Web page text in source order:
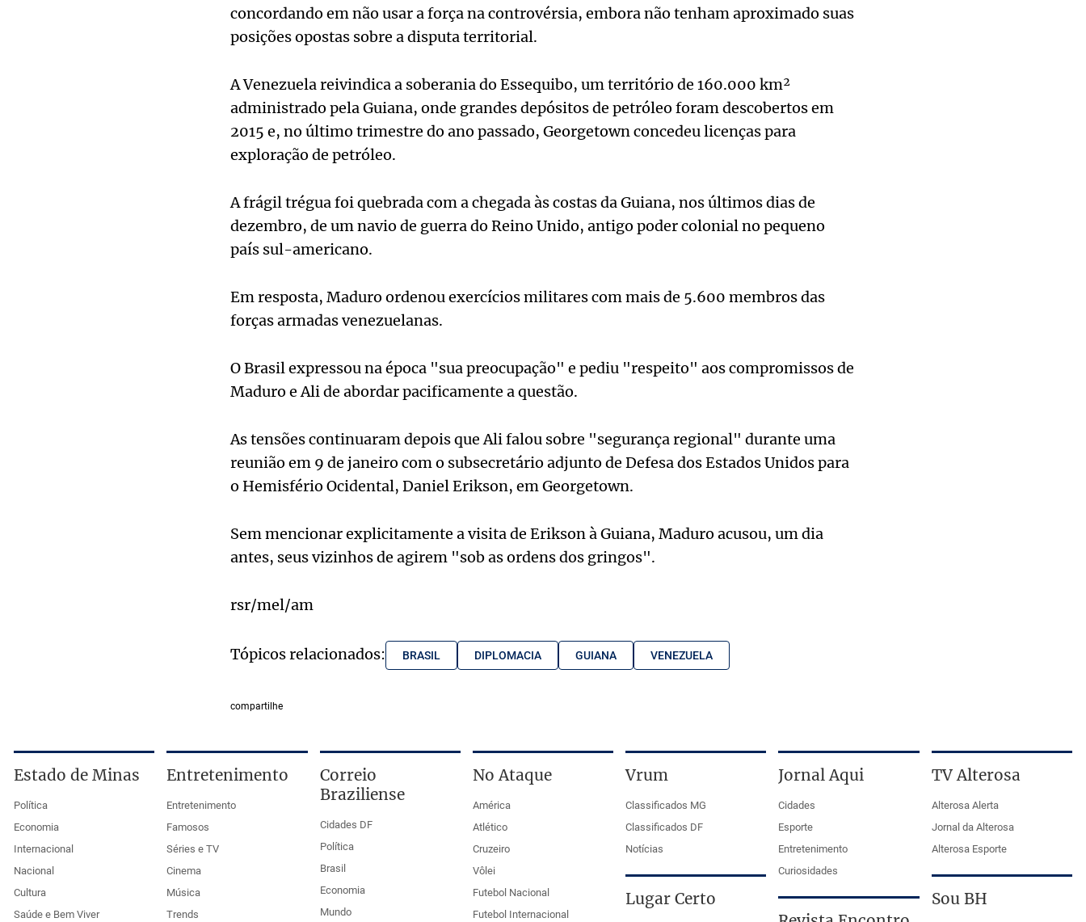
concordando em não usar a força na controvérsia, embora não tenham aproximado suas
posições opostas sobre a disputa territorial.
A Venezuela reivindica a soberania do Essequibo, um território de 160.000 km²
administrado pela Guiana, onde grandes depósitos de petróleo foram descobertos em
2015 e, no último trimestre do ano passado, Georgetown concedeu licenças para
exploração de petróleo.
A frágil trégua foi quebrada com a chegada às costas da Guiana, nos últimos dias de
dezembro, de um navio de guerra do Reino Unido, antigo poder colonial no pequeno
país sul-americano.
Em resposta, Maduro ordenou exercícios militares com mais de 5.600 membros das
forças armadas venezuelanas.
O Brasil expressou na época "sua preocupação" e pediu "respeito" aos compromissos de
Maduro e Ali de abordar pacificamente a questão.
As tensões continuaram depois que Ali falou sobre "segurança regional" durante uma
reunião em 9 de janeiro com o subsecretário adjunto de Defesa dos Estados Unidos para
o Hemisfério Ocidental, Daniel Erikson, em Georgetown.
Sem mencionar explicitamente a visita de Erikson à Guiana, Maduro acusou, um dia
antes, seus vizinhos de agirem "sob as ordens dos gringos".
rsr/mel/am
Tópicos relacionados: BRASIL DIPLOMACIA GUIANA VENEZUELA
compartilhe
Estado de Minas
Política
Economia
Internacional
Nacional
Cultura
Saúde e Bem Viver
Entretenimento
Entretenimento
Famosos
Séries e TV
Cinema
Música
Trends
Correio
Braziliense
Cidades DF
Política
Brasil
Economia
Mundo
No Ataque
América
Atlético
Cruzeiro
Vôlei
Futebol Nacional
Futebol Internacional
Vrum
Classificados MG
Classificados DF
Notícias
Lugar Certo
Jornal Aqui
Cidades
Esporte
Entretenimento
Curiosidades
TV Alterosa
Alterosa Alerta
Jornal da Alterosa
Alterosa Esporte
Sou BH